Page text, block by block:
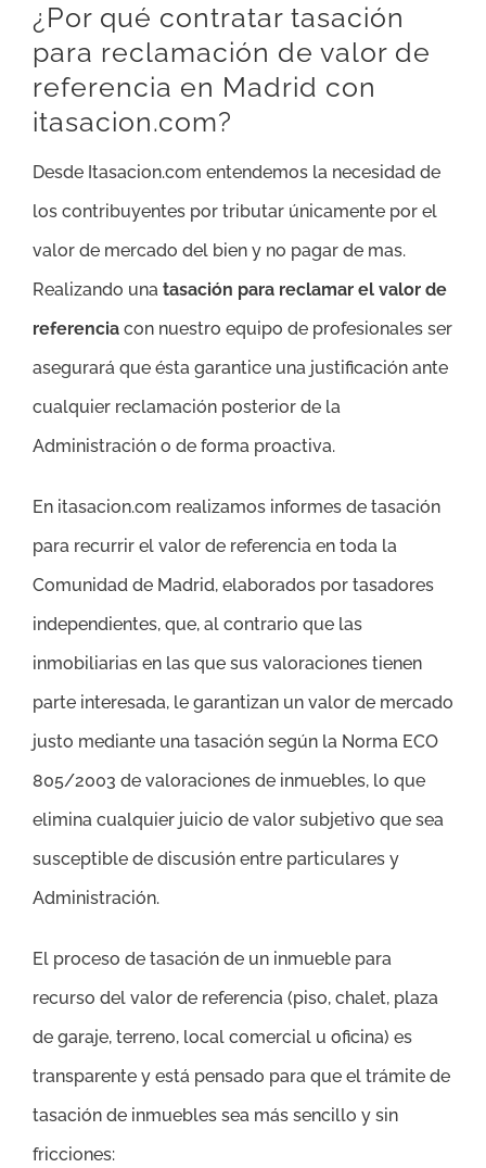
¿Por qué contratar tasación
para reclamación de valor de
referencia en Madrid con
itasacion.com?
Desde Itasacion.com entendemos la necesidad de
los contribuyentes por tributar únicamente por el
valor de mercado del bien y no pagar de mas.
Realizando una tasación para reclamar el valor de
referencia con nuestro equipo de profesionales ser
asegurará que ésta garantice una justificación ante
cualquier reclamación posterior de la
Administración o de forma proactiva.
En itasacion.com realizamos informes de tasación
para recurrir el valor de referencia en toda la
Comunidad de Madrid, elaborados por tasadores
independientes, que, al contrario que las
inmobiliarias en las que sus valoraciones tienen
parte interesada, le garantizan un valor de mercado
justo mediante una tasación según la Norma ECO
805/2003 de valoraciones de inmuebles, lo que
elimina cualquier juicio de valor subjetivo que sea
susceptible de discusión entre particulares y
Administración.
El proceso de tasación de un inmueble para
recurso del valor de referencia (piso, chalet, plaza
de garaje, terreno, local comercial u oficina) es
transparente y está pensado para que el trámite de
tasación de inmuebles sea más sencillo y sin
fricciones: